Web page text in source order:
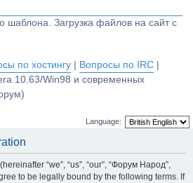
шаблона. Загрузка файлов на сайт с
по хостингу Вопросы по IRC
10.63/Win98 и современных
Language:
“we”, “us”, “our”, “Форум Народ”,
to be legally bound by the following terms. If